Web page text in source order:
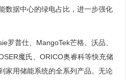
据中心的绿电占比，进一步强化
罗普仕、MangoTek芒格、沃品、
魔氏、ORICO奥睿科等快充储
家用储能系统的全系列产品。无论